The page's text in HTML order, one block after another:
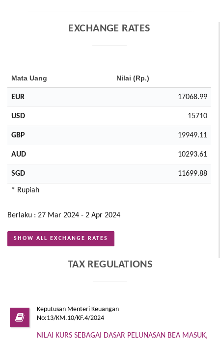
EXCHANGE RATES
Mata Uang Nilai (Rp.)
EUR 17068.99
USD 15710
GBP 19949.11
AUD 10293.61
SGD 11699.88
* Rupiah
Berlaku : 27 Mar 2024 - 2 Apr 2024
SHOW ALL EXCHANGE RATES
TAX REGULATIONS
Keputusan Menteri Keuangan
No:13/KM.10/KF.4/2024
NILAI KURS SEBAGAI DASAR PELUNASAN BEA MASUK,